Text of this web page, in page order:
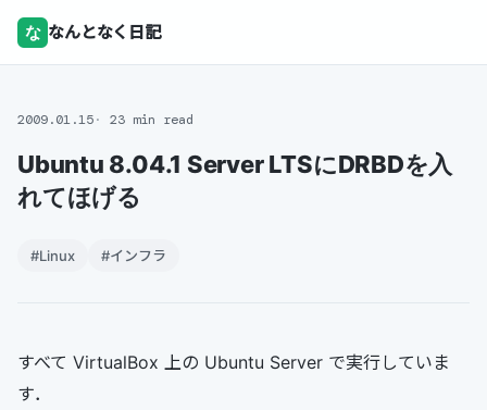
な なんとなく日記
2009.01.15 23 min read
Ubuntu 8.04.1 Server LTSにDRBDを入
れてほげる
#Linux #インフラ
すべて VirtualBox 上の Ubuntu Server で実行していま
す．